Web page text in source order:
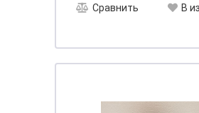
Сравнить В